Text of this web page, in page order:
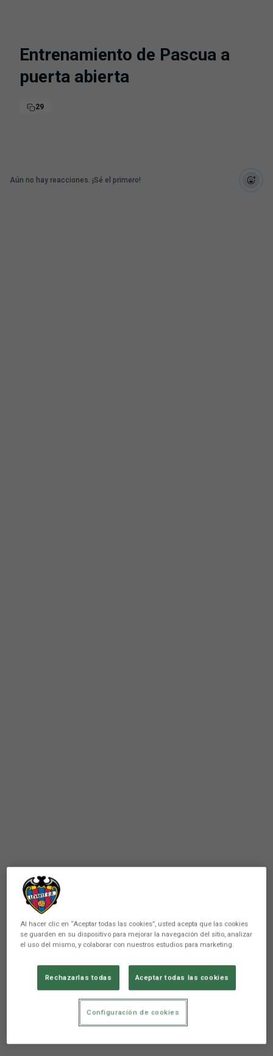
Entrenamiento de Pascua a
puerta abierta
29
Aún no hay reacciones. ¡Sé el primero!
Al hacer clic en “Aceptar todas las cookies”, usted acepta que las cookies
se guarden en su dispositivo para mejorar la navegación del sitio, analizar
el uso del mismo, y colaborar con nuestros estudios para marketing.
Rechazarlas todas Aceptar todas las cookies
Configuración de cookies